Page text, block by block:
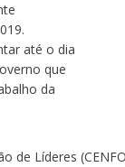
até o dia
que
da
de Líderes